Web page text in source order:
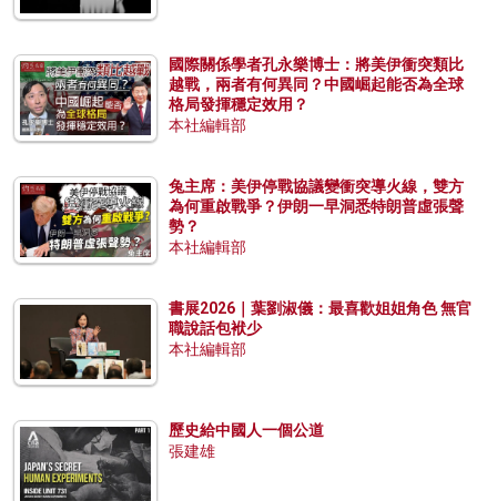
國際關係學者孔永樂博士：將美伊衝突類比
越戰，兩者有何異同？中國崛起能否為全球
格局發揮穩定效用？
本社編輯部
兔主席：美伊停戰協議變衝突導火線，雙方
為何重啟戰爭？伊朗一早洞悉特朗普虛張聲
勢？
本社編輯部
書展2026｜葉劉淑儀：最喜歡姐姐角色 無官
職說話包袱少
本社編輯部
歷史給中國人一個公道
張建雄